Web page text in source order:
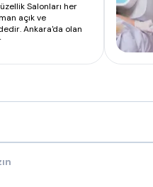
Salonları her
açık ve
Ankara'da olan